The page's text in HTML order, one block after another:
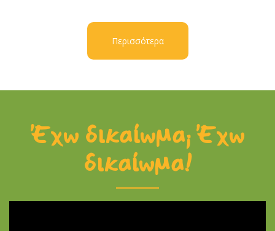
Περισσότερα
Έχω δικαίωμα; Έχω
δικαίωμα!